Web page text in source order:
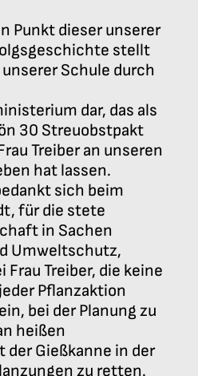
Punkt dieser unserer
stellt
Schule durch
dar, das als
30 Streuobstpakt
Treiber an unseren
hat lassen.
sich beim
für die stete
in Sachen
Umweltschutz,
Frau Treiber, die keine
Pflanzaktion
bei der Planung zu
heißen
Gießkanne in der
zu retten.